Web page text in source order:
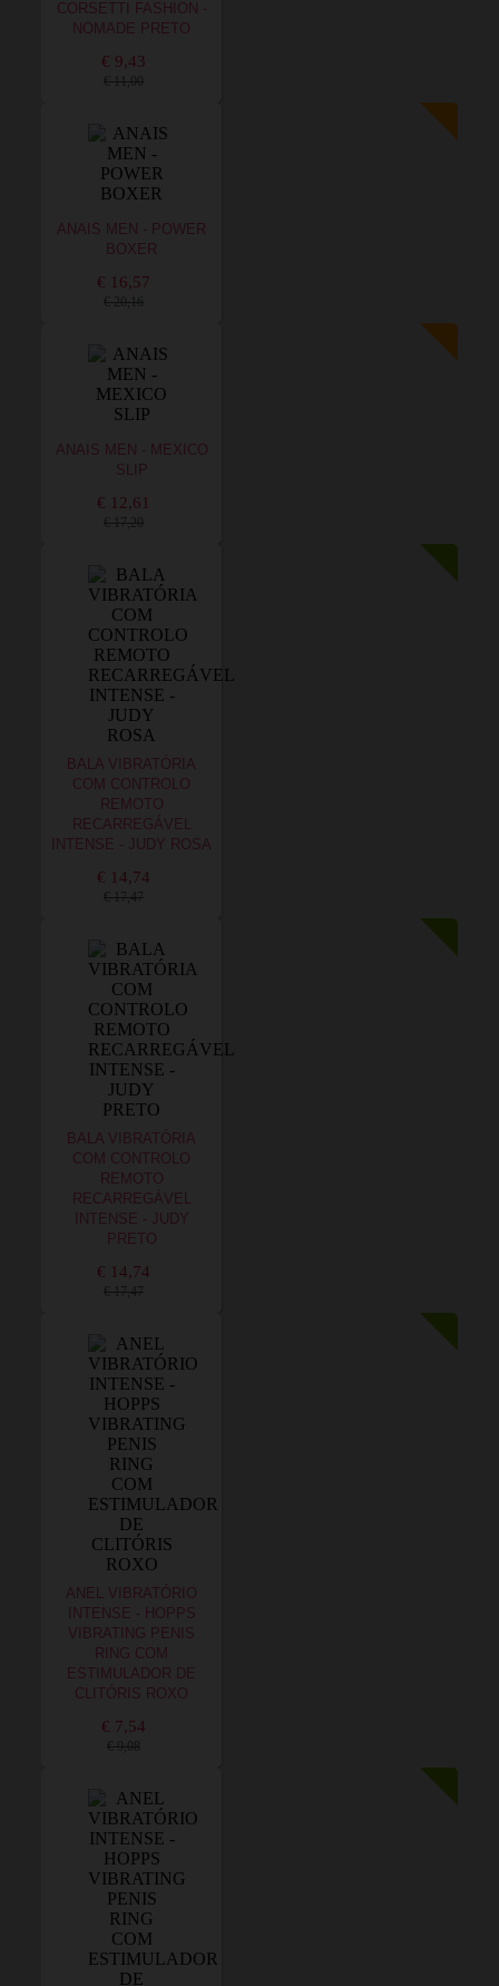
CORSETTI FASHION -
NOMADE PRETO
€ 9,43
€ 11,00
ANAIS MEN - POWER
BOXER
€ 16,57
€ 20,16
ANAIS MEN - MEXICO
SLIP
€ 12,61
€ 17,20
BALA VIBRATÓRIA
COM CONTROLO
REMOTO
RECARREGÁVEL
INTENSE - JUDY ROSA
€ 14,74
€ 17,47
BALA VIBRATÓRIA
COM CONTROLO
REMOTO
RECARREGÁVEL
INTENSE - JUDY
PRETO
€ 14,74
€ 17,47
ANEL VIBRATÓRIO
INTENSE - HOPPS
VIBRATING PENIS
RING COM
ESTIMULADOR DE
CLITÓRIS ROXO
€ 7,54
€ 9,08